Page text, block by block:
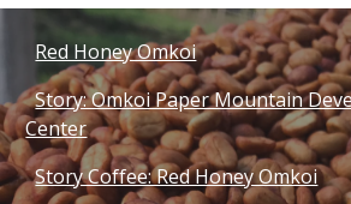
Red Honey Omkoi
Story: Omkoi Paper Mountain
Center
Story Coffee: Red Honey Omkoi